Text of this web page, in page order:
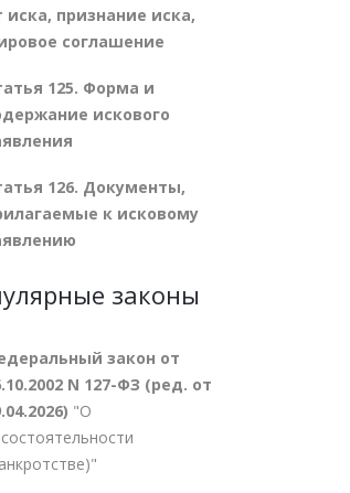
иска, признание иска,
соглашение
125. Форма и
искового
126. Документы,
к исковому
законы
закон от
N 127-ФЗ (ред. от
"О